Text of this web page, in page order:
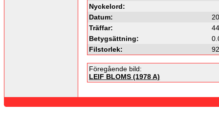
Nyckelord:
Datum:
Träffar:
Betygsättning:
Filstorlek:
Föregående bild:
LEIF BLOMS (1978 A)